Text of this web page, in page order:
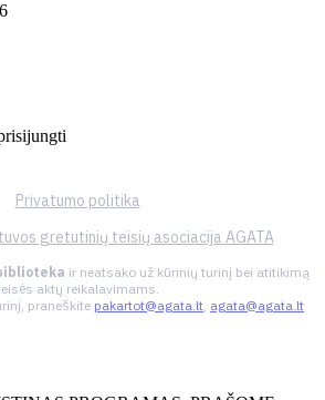
Privatumo politika
gretutinių teisių asociacija AGATA
ir neatsako už kūrinių turinį bei atitikimą
aktų reikalavimams.
praneškite pakartot@agata.lt, agata@agata.lt